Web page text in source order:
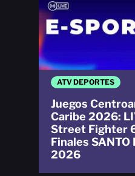
ATV DEPORTES
Juegos
Caribe 2026:
Street Fighter
Finales SANTO
2026